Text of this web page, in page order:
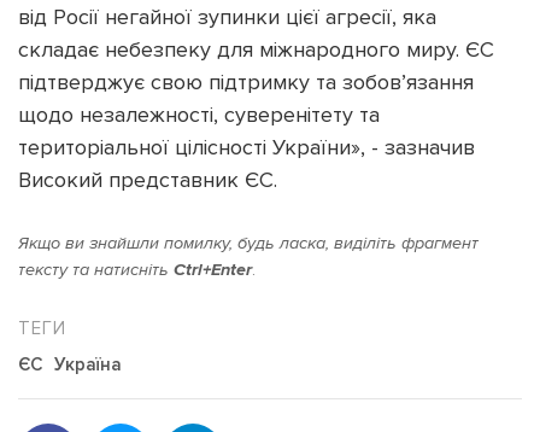
від Росії негайної зупинки цієї агресії, яка
складає небезпеку для міжнародного миру. ЄС
підтверджує свою підтримку та зобов’язання
щодо незалежності, суверенітету та
територіальної цілісності України», - зазначив
Високий представник ЄС.
Якщо ви знайшли помилку, будь ласка, виділіть фрагмент
тексту та натисніть Ctrl+Enter.
ЄС Україна